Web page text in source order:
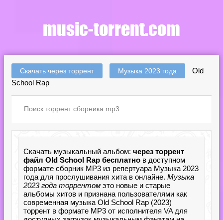
Скачать через торрент Музыка 2023 года
Old
School Rap
Скачать музыкальный альбом: через торрент
файл Old School Rap бесплатно в доступном
формате сборник MP3 из репертуара Музыка 2023
года для прослушивания хита в онлайне. Музыка
2023 года торрентом это новые и старые
альбомы хитов и признана пользователями как
современная музыка Old School Rap (2023)
торрент в формате MP3 от исполнителя VAдля